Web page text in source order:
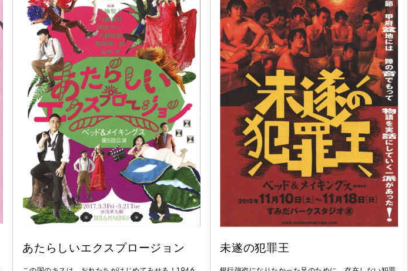
あたらしいエクスプロージョン 未遂の犯罪王